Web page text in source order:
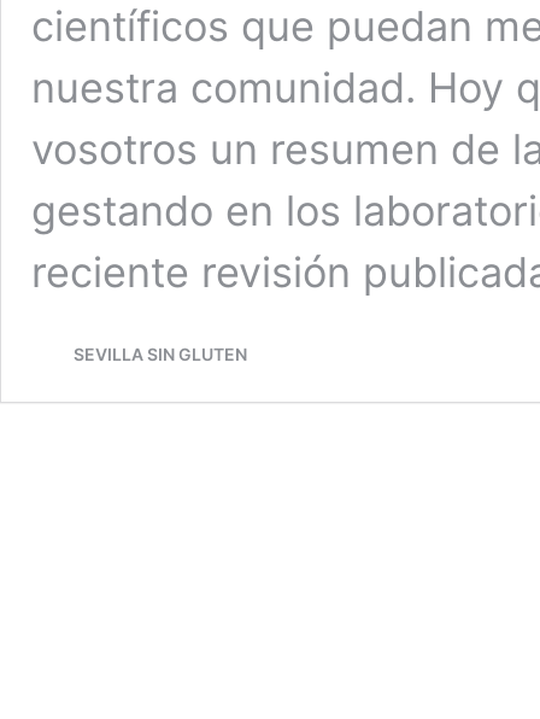
científicos que puedan
nuestra comunidad. Hoy
vosotros un resumen de
gestando en los
reciente revisión
SEVILLA SIN GLUTEN